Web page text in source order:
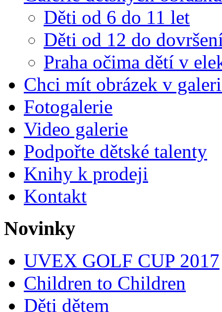
Děti od 6 do 11 let
Děti od 12 do
Praha očima dětí v
Chci mít obrázek v
Fotogalerie
Video galerie
Podpořte dětské talenty
Knihy k prodeji
Kontakt
Novinky
UVEX GOLF CUP 2017
Children to Children
Děti dětem